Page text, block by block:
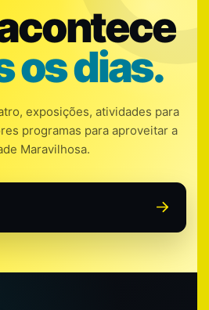
os dias.
exposições, atividades para
programas para aproveitar a
Maravilhosa.